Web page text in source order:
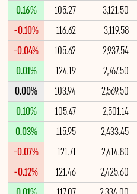
3,121.50
105.27
0.16%
3,119.58
116.62
-0.10%
2,937.54
105.62
-0.04%
2,767.50
124.19
0.01%
2,569.50
103.94
0.00%
2,501.14
105.47
0.10%
2,433.45
115.95
0.03%
2,414.80
121.71
-0.07%
2,425.60
121.46
-0.12%